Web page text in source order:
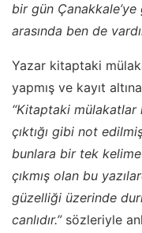
bir gün
arasında ben de
Yazar kitaptaki
yapmış ve kayıt
“Kitaptaki mülakatlar
çıktığı gibi not
bunlara bir tek kelime
çıkmış olan bu
güzelliği üzerinde
canlıdır.”sözleriyle